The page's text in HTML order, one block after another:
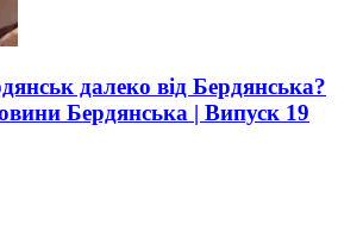
далеко від Бердянська?
Бердянська | Випуск 19